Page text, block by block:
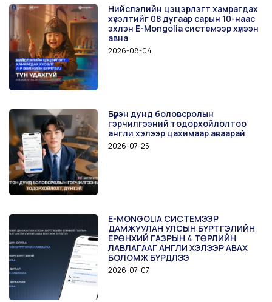
Нийслэлийн цэцэрлэгт хамрагдах
хүсэлтийг 08 дугаар сарын 10-наас
эхлэн E-Mongolia системээр хүлээн
авна
2026-08-04
Бүрэн дунд боловсролын
гэрчилгээний тодорхойлолтоо
англи хэлээр цахимаар аваарай
2026-07-25
E-MONGOLIA СИСТЕМЭЭР
ДАМЖУУЛАН УЛСЫН БҮРТГЭЛИЙН
ЕРӨНХИЙ ГАЗРЫН 4 ТӨРЛИЙН
ЛАВЛАГААГ АНГЛИ ХЭЛЭЭР АВАХ
БОЛОМЖ БҮРДЛЭЭ
2026-07-07